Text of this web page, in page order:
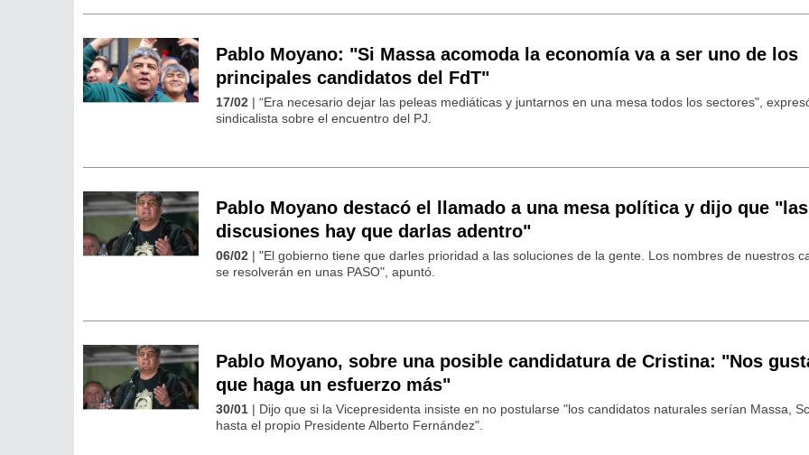
Pablo Moyano: "Si Massa acomoda la economía va a ser uno de los
principales candidatos del FdT"
17/02 | “Era necesario dejar las peleas mediáticas y juntarnos en una mesa todos los sectores",
sindicalista sobre el encuentro del PJ.
Pablo Moyano destacó el llamado a una mesa política y dijo que "las
discusiones hay que darlas adentro"
06/02 | "El gobierno tiene que darles prioridad a las soluciones de la gente. Los nombres de nuestros
se resolverán en unas PASO", apuntó.
Pablo Moyano, sobre una posible candidatura de Cristina: "Nos
que haga un esfuerzo más"
30/01 | Dijo que si la Vicepresidenta insiste en no postularse "los candidatos naturales serían Massa,
hasta el propio Presidente Alberto Fernández".